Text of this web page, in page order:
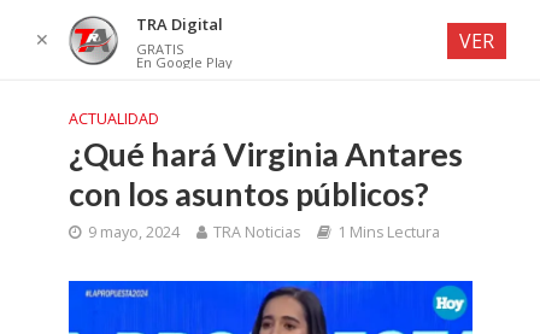
ACTUALIDAD
¿Qué hará Virginia Antares
con los asuntos públicos?
9 mayo, 2024 TRA Noticias 1 Mins Lectura
✕
TRA Digital
GRATIS
En Google Play
VER